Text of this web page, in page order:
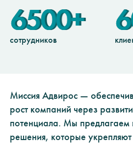
6500+
сотрудников
Миссия Адвирос —
рост компаний через
потенциала. Мы предлагаем
решения, которые